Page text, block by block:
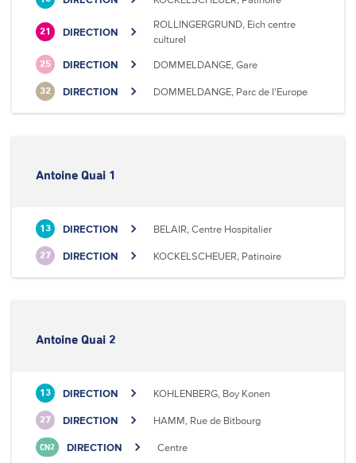
21 DIRECTION
ROLLINGERGRUND, Eich centre
culturel
25 DIRECTION DOMMELDANGE, Gare
32 DIRECTION DOMMELDANGE, Parc de l'Europe
Antoine Quai 1
13 DIRECTION BELAIR, Centre Hospitalier
27 DIRECTION KOCKELSCHEUER, Patinoire
Antoine Quai 2
13 DIRECTION KOHLENBERG, Boy Konen
27 DIRECTION HAMM, Rue de Bitbourg
CN2 DIRECTION Centre